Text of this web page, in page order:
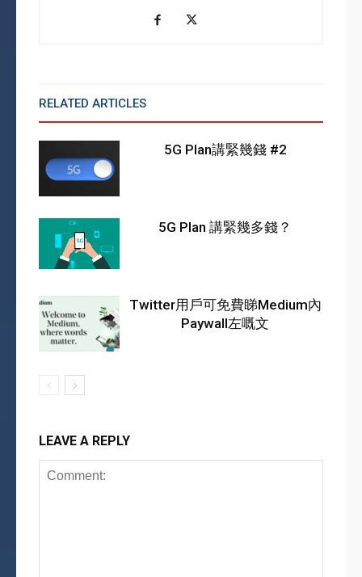
RELATED ARTICLES
5G Plan講緊幾錢 #2
5G Plan 講緊幾多錢？
Twitter用戶可免費睇Medium內
Paywall左嘅文
LEAVE A REPLY